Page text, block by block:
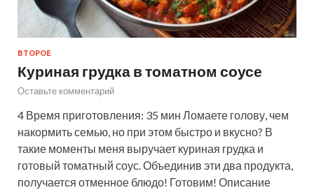
ВТОРОЕ
Куриная грудка в томатном соусе
Оставьте комментарий
4 Время приготовления: 35 мин Ломаете голову, чем
накормить семью, но при этом быстро и вкусно? В
такие моменты меня выручает куриная грудка и
готовый томатный соус. Объединив эти два продукта,
получается отменное блюдо! Готовим! Описание